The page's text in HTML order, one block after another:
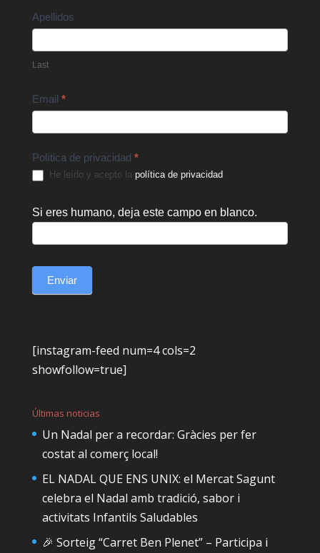
Apellidos
Last
Email *
Política de privacidad *
He leído y acepto la política de privacidad.
Si eres humano, deja este campo en blanco.
Enviar
[instagram-feed num=4 cols=2
showfollow=true]
Últimas noticias
Un Nadal per a recordar: Gràcies per fer
costat al comerç local!
EL NADAL QUE ENS UNIX: el Mercat Sagunt
celebra el Nadal amb tradició, sabor i
activitats Infantils Saludables
🎉 Sorteig “Carret Ben Plenet” – Participa i